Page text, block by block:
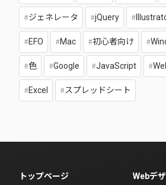
ジェネレータ jQuery
EFO Mac 初心者向け
色 Google JavaScript
Excel スプレッドシート
トップページ
Webデ